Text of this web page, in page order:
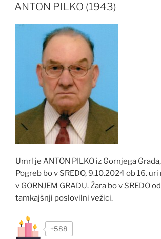
ANTON PILKO (1943)
Umrl je ANTON PILKO iz Gornjega
Pogreb bo v SREDO, 9.10.2024 ob 16.
v GORNJEM GRADU. Žara bo v SREDO
tamkajšnji poslovilni vežici.
+588